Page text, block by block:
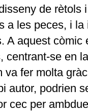
de rètols
a les peces, i
A aquest
centrant-se en
va fer molta
autor, podrien
cec per